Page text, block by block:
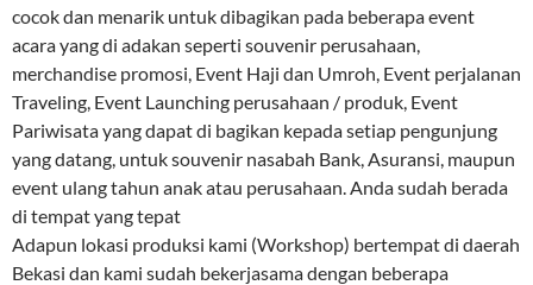
cocok dan menarik untuk dibagikan pada beberapa event
acara yang di adakan seperti souvenir perusahaan,
merchandise promosi, Event Haji dan Umroh, Event perjalanan
Traveling, Event Launching perusahaan / produk, Event
Pariwisata yang dapat di bagikan kepada setiap pengunjung
yang datang, untuk souvenir nasabah Bank, Asuransi, maupun
event ulang tahun anak atau perusahaan. Anda sudah berada
di tempat yang tepat
Adapun lokasi produksi kami (Workshop) bertempat di daerah
Bekasi dan kami sudah bekerjasama dengan beberapa